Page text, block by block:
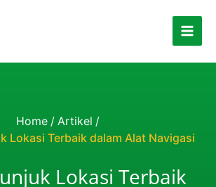
Home / Artikel /
Lokasi Terbaik dalam Alat Navigasi
Lokasi Terbaik